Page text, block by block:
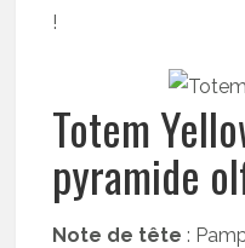
!
Totem
pyramide
Note de tête :